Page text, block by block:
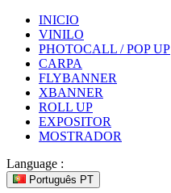
INICIO
VINILO
PHOTOCALL / POP UP
CARPA
FLYBANNER
XBANNER
ROLL UP
EXPOSITOR
MOSTRADOR
Language :
Português PT